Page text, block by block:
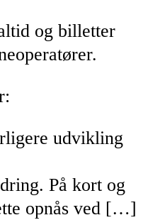
og billetter
udvikling
På kort og
opnås ved […]